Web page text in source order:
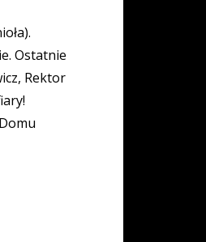
Ostatnie
Rektor